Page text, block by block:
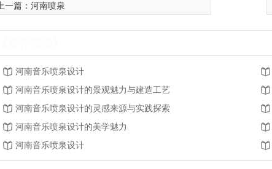
上一篇： 河南喷泉
河南音乐喷泉设计
河南音乐喷泉设计的景观魅力与建造工艺
河南音乐喷泉设计的灵感来源与实践探索
河南音乐喷泉设计的美学魅力
河南音乐喷泉设计